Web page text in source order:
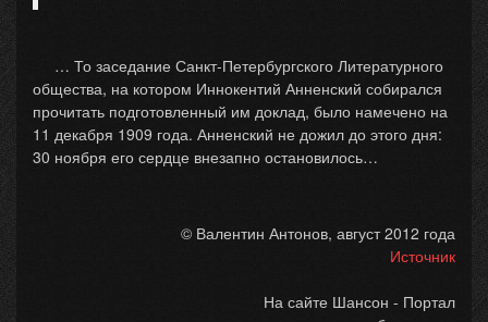
… То заседание Санкт-Петербургского Литературного
общества, на котором Иннокентий Анненский собирался
прочитать подготовленный им доклад, было намечено на
11 декабря 1909 года. Анненский не дожил до этого дня:
30 ноября его сердце внезапно остановилось…
© Валентин Антонов, август 2012 года
Источник
На сайте Шансон - Портал